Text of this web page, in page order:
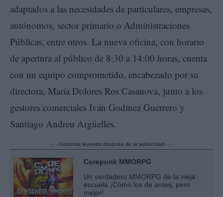
adaptados a las necesidades de particulares, empresas,
autónomos, sector primario o Administraciones
Públicas, entre otros. La nueva oficina, con horario
de apertura al público de 8:30 a 14:00 horas, cuenta
con un equipo comprometido, encabezado por su
directora, María Dolores Ros Casanova, junto a los
gestores comerciales Iván Godinez Guerrero y
Santiago Andreu Argüelles.
- - - Continúa leyendo después de la publicidad - - -
Corepunk MMORPG
Un verdadero MMORPG de la vieja
escuela ¡Cómo los de antes, pero
mejor!